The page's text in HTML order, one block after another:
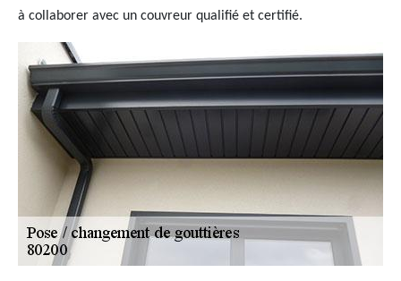
à collaborer avec un couvreur qualifié et certifié.